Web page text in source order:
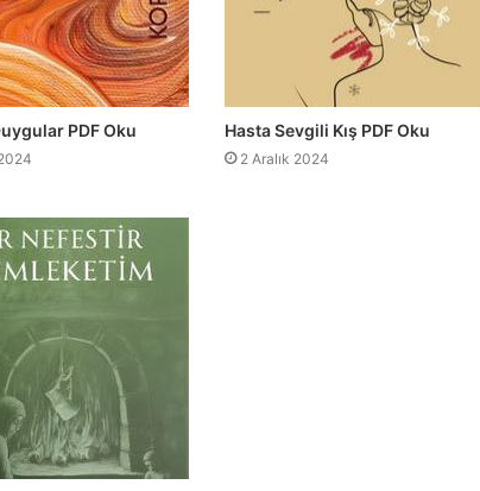
PDF Oku Hasta Sevgili Kış PDF Oku
2 Aralık 2024